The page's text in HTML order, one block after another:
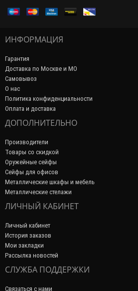
ИНФОРМАЦИЯ
Гарантия
Доставка по Москве и МО
Самовывоз
О нас
Политика конфиденциальности
Оплата и доставка
ДОПОЛНИТЕЛЬНО
Производители
Товары со скидкой
Оружейные сейфы
Сейфы для офисов
Металлические шкафы и мебель
Металлические стелажи
ЛИЧНЫЙ КАБИНЕТ
Личный кабинет
История заказов
Мои закладки
Рассылка новостей
СЛУЖБА ПОДДЕРЖКИ
Связаться с нами